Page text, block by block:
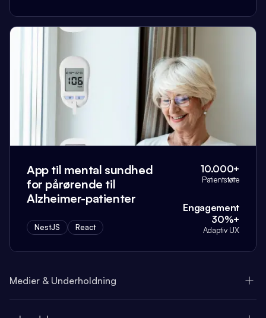
App til mental sundhed
for pårørende til
Alzheimer-patienter
NestJS React
10.000+
Patientstøtte
Engagement
30%+
Adaptiv UX
Medier & Underholdning